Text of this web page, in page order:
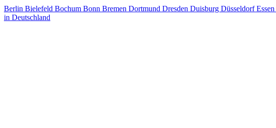
Berlin Bielefeld Bochum Bonn Bremen Dortmund Dresden Duisburg DüsseldorfEssen
in Deutschland